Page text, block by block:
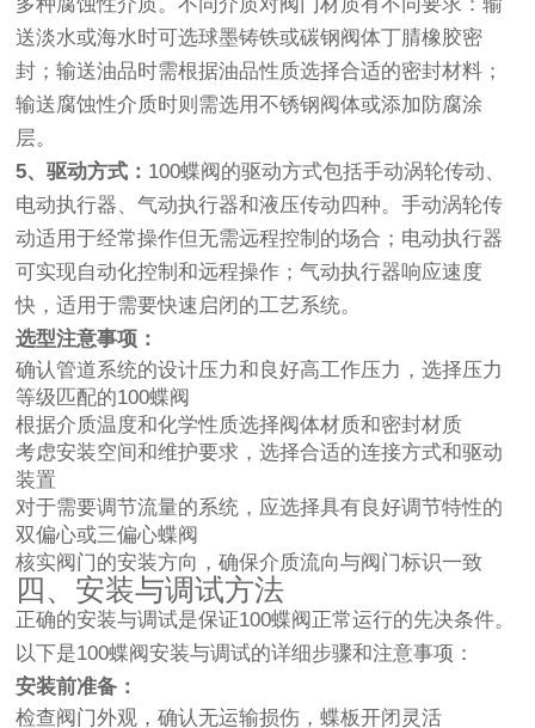
多种腐蚀性介质。不同介质对阀门材质有不同要求：输
送淡水或海水时可选球墨铸铁或碳钢阀体丁腈橡胶密
封；输送油品时需根据油品性质选择合适的密封材料；
输送腐蚀性介质时则需选用不锈钢阀体或添加防腐涂
层。
5、驱动方式： 100蝶阀的驱动方式包括手动涡轮传动、
电动执行器、气动执行器和液压传动四种。手动涡轮传
动适用于经常操作但无需远程控制的场合；电动执行器
可实现自动化控制和远程操作；气动执行器响应速度
快，适用于需要快速启闭的工艺系统。
选型注意事项：
确认管道系统的设计压力和良好高工作压力，选择压力
等级匹配的100蝶阀
根据介质温度和化学性质选择阀体材质和密封材质
考虑安装空间和维护要求，选择合适的连接方式和驱动
装置
对于需要调节流量的系统，应选择具有良好调节特性的
双偏心或三偏心蝶阀
核实阀门的安装方向，确保介质流向与阀门标识一致
四、安装与调试方法
正确的安装与调试是保证100蝶阀正常运行的先决条件。
以下是100蝶阀安装与调试的详细步骤和注意事项：
安装前准备：
检查阀门外观，确认无运输损伤，蝶板开闭灵活